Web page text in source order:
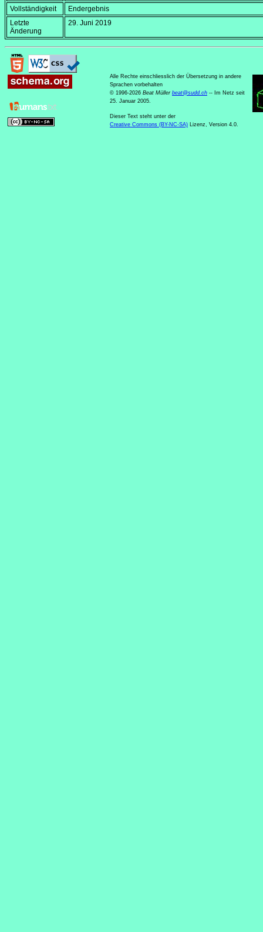
Vollständigkeit
Endergebnis
Letzte
Änderung
29. Juni 2019
Alle Rechte einschliesslich der Übersetzung in andere
Sprachen vorbehalten
© 1996-2026 Beat Müller beat@sudd.ch -- Im Netz seit
25. Januar 2005.
Dieser Text steht unter der
Creative Commons (BY-NC-SA) Lizenz, Version 4.0.